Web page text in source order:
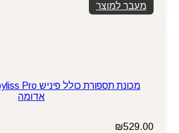
מעבר למוצר
אדומה
₪529.00